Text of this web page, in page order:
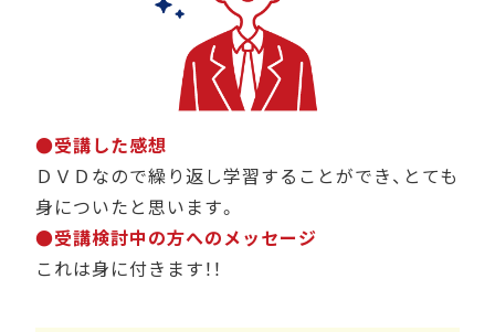
●受講した感想
ＤＶＤなので繰り返し学習することができ、とても
身についたと思います。
●受講検討中の方へのメッセージ
これは身に付きます！！